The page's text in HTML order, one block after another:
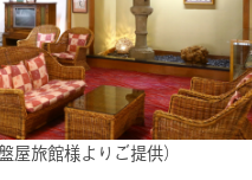
旅館様よりご提供）